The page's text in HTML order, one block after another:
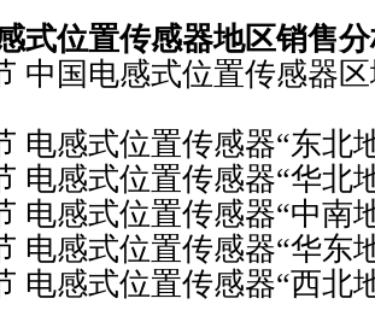
式位置传感器地区销售
国电感式位置传感器区
感式位置传感器“东北
感式位置传感器“华北
感式位置传感器“中南
感式位置传感器“华东
感式位置传感器“西北